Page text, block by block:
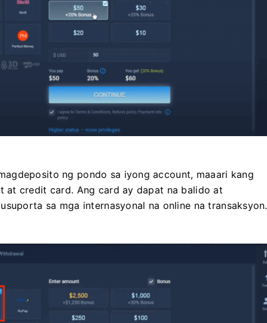
ng pondo sa iyong account, maaari kang
at credit card. Ang card ay dapat na balido at
sa mga internasyonal na online na transaksyon.